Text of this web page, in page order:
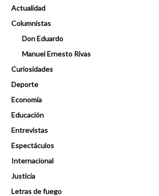
Actualidad
Columnistas
Don Eduardo
Manuel Ernesto Rivas
Curiosidades
Deporte
Economía
Educación
Entrevistas
Espectáculos
Internacional
Justicia
Letras de fuego